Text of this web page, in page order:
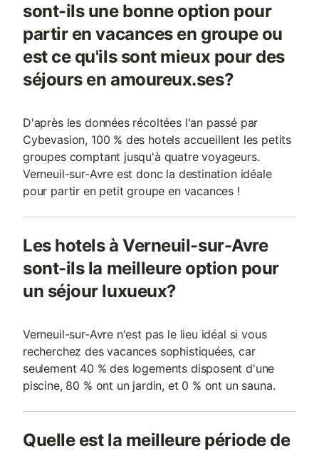
sont-ils une bonne option pour
partir en vacances en groupe ou
est ce qu'ils sont mieux pour des
séjours en amoureux.ses?
D'après les données récoltées l'an passé par
Cybevasion, 100 % des hotels accueillent les petits
groupes comptant jusqu'à quatre voyageurs.
Verneuil-sur-Avre est donc la destination idéale
pour partir en petit groupe en vacances !
Les hotels à Verneuil-sur-Avre
sont-ils la meilleure option pour
un séjour luxueux?
Verneuil-sur-Avre n'est pas le lieu idéal si vous
recherchez des vacances sophistiquées, car
seulement 40 % des logements disposent d'une
piscine, 80 % ont un jardin, et 0 % ont un sauna.
Quelle est la meilleure période de